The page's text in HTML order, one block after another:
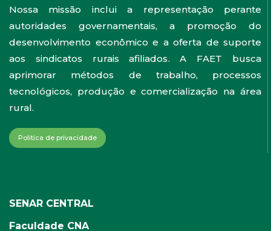
Nossa missão inclui a representação perante
autoridades governamentais, a promoção do
desenvolvimento econômico e a oferta de suporte
aos sindicatos rurais afiliados. A FAET busca
aprimorar métodos de trabalho, processos
tecnológicos, produção e comercialização na área
rural.
Política de privacidade
SENAR CENTRAL
Faculdade CNA